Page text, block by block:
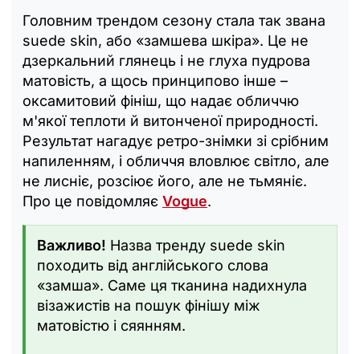
Головним трендом сезону стала так звана
suede skin, або «замшева шкіра». Це не
дзеркальний глянець і не глуха пудрова
матовість, а щось принципово інше –
оксамитовий фініш, що надає обличчю
м'якої теплоти й витонченої природності.
Результат нагадує ретро-знімки зі срібним
напиленням, і обличчя вловлює світло, але
не лисніє, розсіює його, але не тьмяніє.
Про це повідомляє Vogue.
Важливо! Назва тренду suede skin
походить від англійського слова
«замша». Саме ця тканина надихнула
візажистів на пошук фінішу між
матовістю і сяянням.